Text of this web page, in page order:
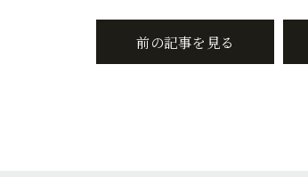
前の記事を見る